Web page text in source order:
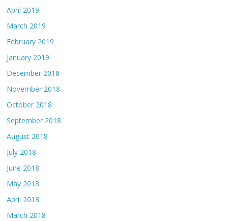
April 2019
March 2019
February 2019
January 2019
December 2018
November 2018
October 2018
September 2018
August 2018
July 2018
June 2018
May 2018
April 2018
March 2018